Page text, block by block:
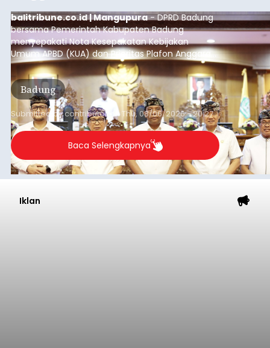
balitribune.co.id | Mangupura- DPRD Badung
bersama Pemerintah Kabupaten Badung
menyepakati Nota Kesepakatan Kebijakan
Umum APBD (KUA) dan Prioritas Plafon Anggaran
Sementara (PPAS) Tahun Anggaran 2027 dalam
rapat paripurna yang digelar di Gedung DPRD
Badung, Kamis (6/8/2026).
Badung
Submitted bycontributor onThu, 08/06/2026 - 20:27
Baca Selengkapnya
Iklan